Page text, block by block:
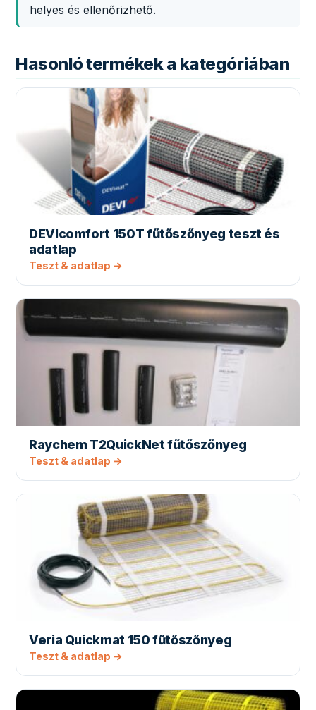
helyes és ellenőrizhető.
Hasonló termékek a kategóriában
DEVIcomfort 150T fűtőszőnyeg teszt és
adatlap
Teszt & adatlap →
Raychem T2QuickNet fűtőszőnyeg
Teszt & adatlap →
Veria Quickmat 150 fűtőszőnyeg
Teszt & adatlap →